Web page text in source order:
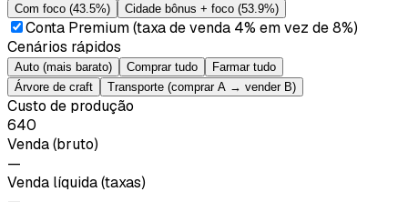
Com foco (43.5%) Cidade bônus + foco (53.9%)
Conta Premium (taxa de venda 4% em vez de 8%)
Cenários rápidos
Auto (mais barato) Comprar tudo
Farmar tudo
Árvore de craft
Transporte (comprar A → vender B)
Custo de produção
640
Venda (bruto)
—
Venda líquida (taxas)